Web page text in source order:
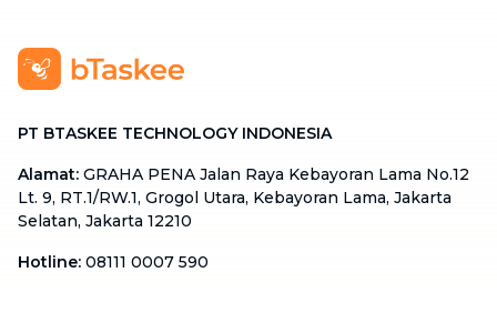
PT BTASKEE TECHNOLOGY INDONESIA
Alamat: GRAHA PENA Jalan Raya Kebayoran Lama No.12
Lt. 9, RT.1/RW.1, Grogol Utara, Kebayoran Lama, Jakarta
Selatan, Jakarta 12210
Hotline: 08111 0007 590